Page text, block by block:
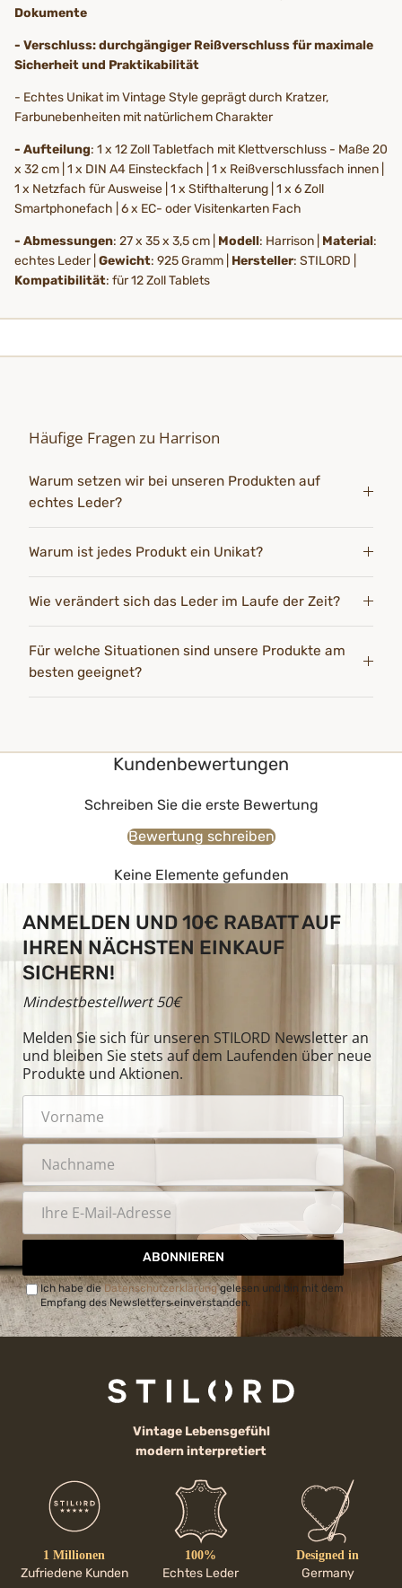
Dokumente
- Verschluss: durchgängiger Reißverschluss für maximale
Sicherheit und Praktikabilität
- Echtes Unikat im Vintage Style geprägt durch Kratzer,
Farbunebenheiten mit natürlichem Charakter
- Aufteilung: 1 x 12 Zoll Tabletfach mit Klettverschluss - Maße 20
x 32 cm | 1 x DIN A4 Einsteckfach | 1 x Reißverschlussfach innen |
1 x Netzfach für Ausweise | 1 x Stifthalterung | 1 x 6 Zoll
Smartphonefach | 6 x EC- oder Visitenkarten Fach
- Abmessungen: 27 x 35 x 3,5 cm | Modell: Harrison | Material:
echtes Leder | Gewicht: 925 Gramm | Hersteller: STILORD |
Kompatibilität: für 12 Zoll Tablets
Häufige Fragen zu Harrison
Warum setzen wir bei unseren Produkten auf
echtes Leder?
Warum ist jedes Produkt ein Unikat?
Wie verändert sich das Leder im Laufe der Zeit?
Für welche Situationen sind unsere Produkte am
besten geeignet?
Kundenbewertungen
Schreiben Sie die erste Bewertung
Bewertung schreiben
Keine Elemente gefunden
ANMELDEN UND 10€ RABATT AUF
IHREN NÄCHSTEN EINKAUF
SICHERN!
Mindestbestellwert 50€
Melden Sie sich für unseren STILORD Newsletter an
und bleiben Sie stets auf dem Laufenden über neue
Produkte und Aktionen.
ABONNIEREN
Ich habe dieDatenschutzerklärunggelesen und bin mit dem
Empfang des Newsletters einverstanden.
Vintage Lebensgefühl
modern interpretiert
1 Millionen
Zufriedene Kunden
100%
Echtes Leder
Designed in
Germany